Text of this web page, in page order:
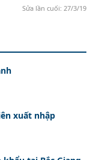
Sửa lần cuối: 27/3/19
xuất nhập